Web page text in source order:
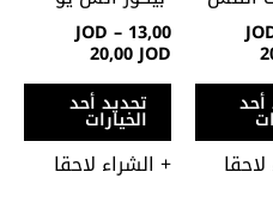
أحد
يمكن
اختيار
الخيارات
صفحة
المنتج
13,00
JOD –
20,00JOD
تحديد أحد
الخيارات
+ الشراء لاحقا